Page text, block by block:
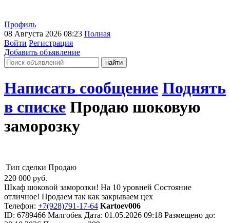
Профиль
08 Августа 2026 08:23 Полная
Войти Регистрация
Добавить объявление
Написать сообщение Поднять
в списке Продаю шоковую
заморозку
Тип сделки Продаю
220 000 руб.
Шкаф шоковой заморозки! На 10 уровней Состояние
отличное! Продаем так как закрываем цех
Телефон: +7(928)791-17-64 Kartoev006
ID: 6789466 Малгобек Дата: 01.05.2026 09:18 Размещено до: